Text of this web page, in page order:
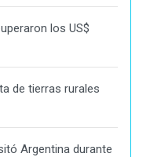
los US$
de tierras rurales
Argentina durante